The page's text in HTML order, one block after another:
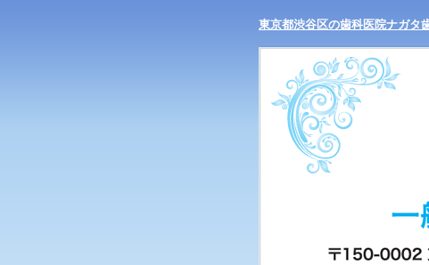
東京都渋谷区の歯科医院ナガタ